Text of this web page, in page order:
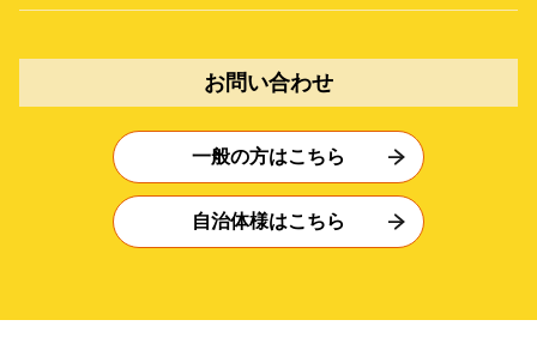
お問い合わせ
一般の方はこちら
自治体様はこちら